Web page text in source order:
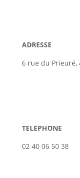
ADRESSE
6 rue du Prieuré,
TELEPHONE
02 40 06 50 38